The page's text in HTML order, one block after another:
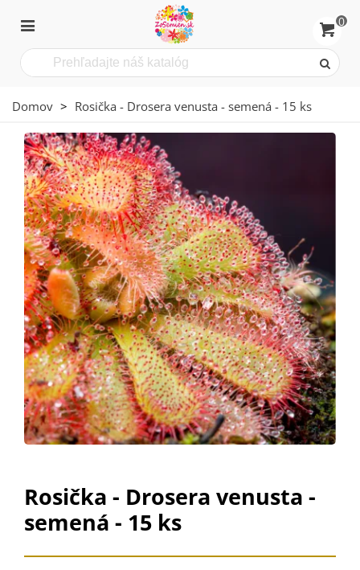
0
Domov > Rosička - Drosera venusta - semená - 15 ks
Rosička - Drosera venusta -
semená - 15 ks